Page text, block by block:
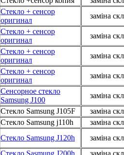
Стекло + сенсор
оригинал
заміна
Стекло + сенсор
оригинал
заміна
Стекло + сенсор
оригинал
заміна
Стекло + сенсор
оригинал
заміна
Сенсорное стекло
Samsung J100
заміна
Стекло Samsung J105F
заміна
Стекло Samsung j110h
заміна
Стекло Samsung J120h
заміна